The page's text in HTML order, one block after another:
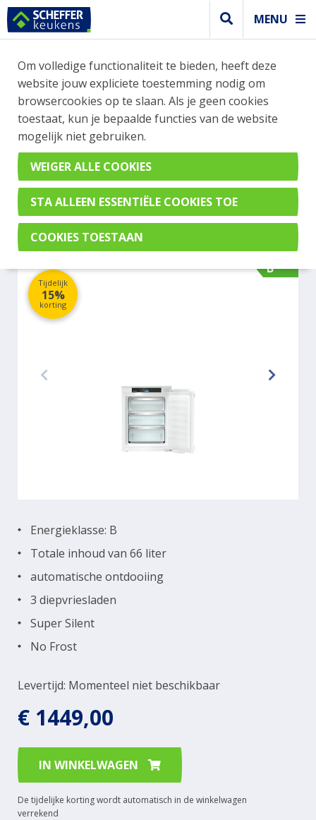
MENU
WEBSHOP BESTELLINGEN
Je kan tijdelijk geen bestelling plaatsen. Wil je je
vast oriënteren? Vergelijk eenvoudig apparaten
en merken met elkaar. Klik hier voor meer
informatie.
Koel- vrieskast
LIEBHERR IFNBI 3553-22
Tijdelijk
15%
korting
B
Levertijd: Momenteel niet beschikbaar
Energieklasse: B
Totale inhoud van 66 liter
automatische ontdooiing
3 diepvriesladen
Super Silent
No Frost
€ 1449,00
IN WINKELWAGEN
De tijdelijke korting wordt automatisch in de winkelwagen
verrekend
Om volledige functionaliteit te bieden, heeft deze
website jouw expliciete toestemming nodig om
browsercookies op te slaan. Als je geen cookies
toestaat, kun je bepaalde functies van de website
mogelijk niet gebruiken.